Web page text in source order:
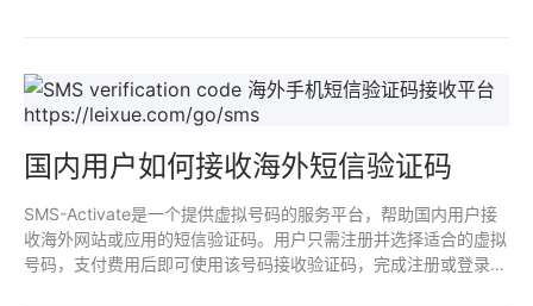
国内用户如何接收海外短信验证码
SMS-Activate是一个提供虚拟号码的服务平台，帮助国内用户接
收海外网站或应用的短信验证码。用户只需注册并选择适合的虚拟
号码，支付费用后即可使用该号码接收验证码，完成注册或登录操